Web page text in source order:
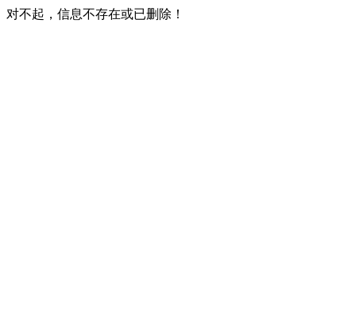
对不起，信息不存在或已删除！